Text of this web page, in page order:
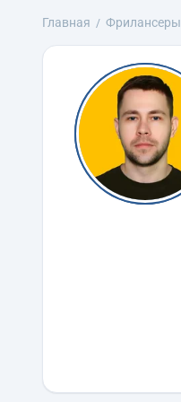
Главная Фрилансеры